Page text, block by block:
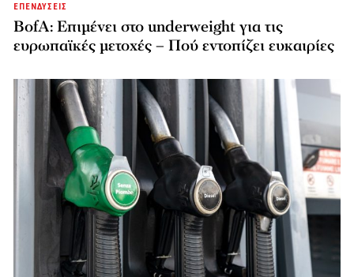
ΕΠΕΝΔΥΣΕΙΣ
BofA: Επιμένει στο underweight για τις
ευρωπαϊκές μετοχές – Πού εντοπίζει ευκαιρίες